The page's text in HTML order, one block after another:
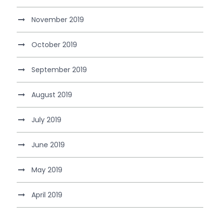
November 2019
October 2019
September 2019
August 2019
July 2019
June 2019
May 2019
April 2019